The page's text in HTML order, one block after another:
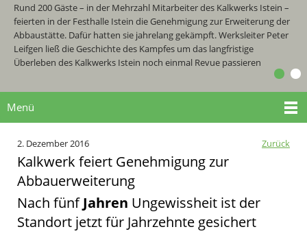
Rund 200 Gäste – in der Mehrzahl Mitarbeiter des Kalkwerks Istein –
feierten in der Festhalle Istein die Genehmigung zur Erweiterung der
Abbaustätte. Dafür hatten sie jahrelang gekämpft. Werksleiter Peter
Leifgen ließ die Geschichte des Kampfes um das langfristige
Überleben des Kalkwerks Istein noch einmal Revue passieren
Menü
Zurück
2. Dezember 2016
Kalkwerk feiert Genehmigung zur
Abbauerweiterung
Nach fünfJahren Ungewissheit ist der
Standort jetzt für Jahrzehnte gesichert